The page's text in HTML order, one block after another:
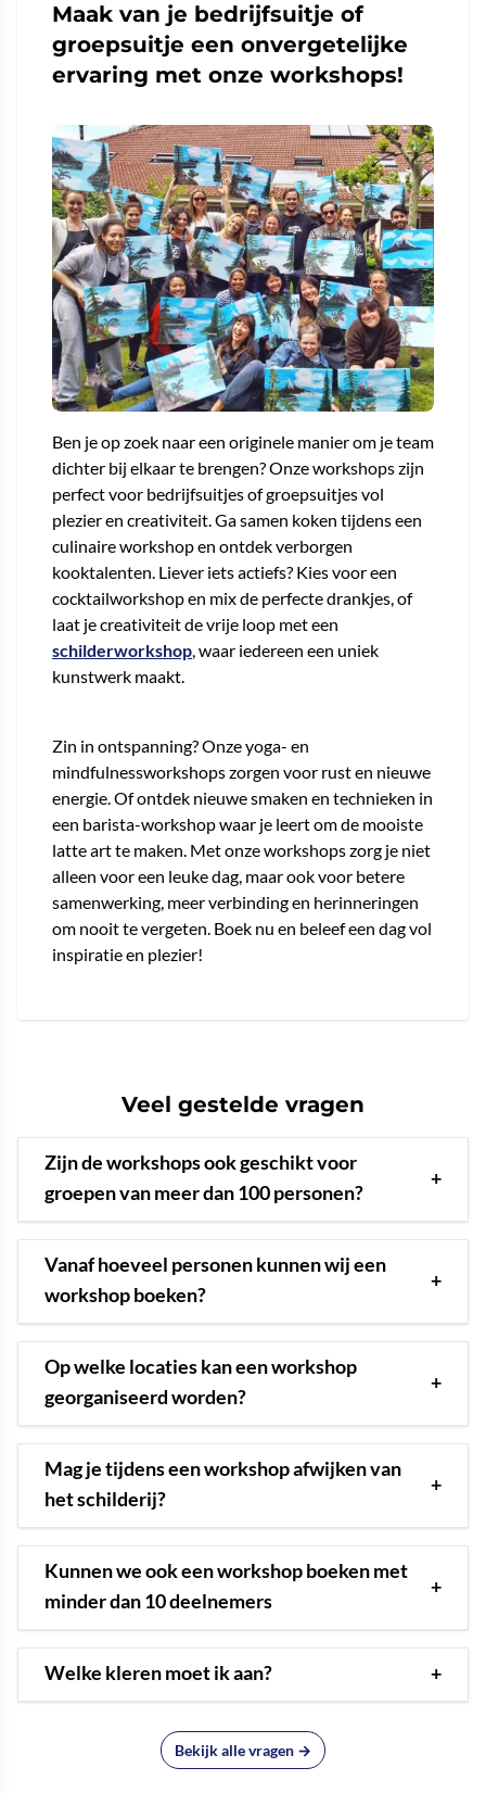
Maak van je bedrijfsuitje of
groepsuitje een onvergetelijke
ervaring met onze workshops!
Ben je op zoek naar een originele manier om je team
dichter bij elkaar te brengen? Onze workshops zijn
perfect voor bedrijfsuitjes of groepsuitjes vol
plezier en creativiteit. Ga samen koken tijdens een
culinaire workshop en ontdek verborgen
kooktalenten. Liever iets actiefs? Kies voor een
cocktailworkshop en mix de perfecte drankjes, of
laat je creativiteit de vrije loop met een
schilderworkshop, waar iedereen een uniek
kunstwerk maakt.
Zin in ontspanning? Onze yoga- en
mindfulnessworkshops zorgen voor rust en nieuwe
energie. Of ontdek nieuwe smaken en technieken in
een barista-workshop waar je leert om de mooiste
latte art te maken. Met onze workshops zorg je niet
alleen voor een leuke dag, maar ook voor betere
samenwerking, meer verbinding en herinneringen
om nooit te vergeten. Boek nu en beleef een dag vol
inspiratie en plezier!
Veel gestelde vragen
Zijn de workshops ook geschikt voor
groepen van meer dan 100 personen?
+
Vanaf hoeveel personen kunnen wij een
workshop boeken?
+
Op welke locaties kan een workshop
georganiseerd worden?
+
Mag je tijdens een workshop afwijken van
het schilderij?
+
Kunnen we ook een workshop boeken met
minder dan 10 deelnemers
+
Welke kleren moet ik aan? +
Bekijk alle vragen →